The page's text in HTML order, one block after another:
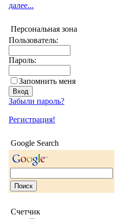
далее...
Персональная зона
Пользователь:
Пароль:
Запомнить меня
Забыли пароль?
Регистрация!
Google Search
Счетчик